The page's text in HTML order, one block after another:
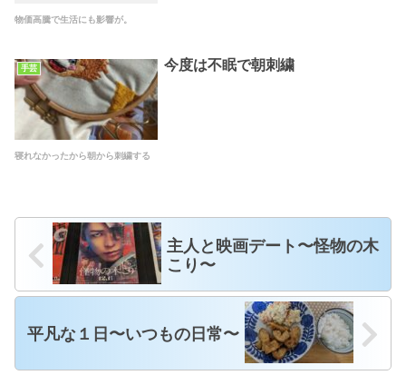
物価高騰で生活にも影響が。
手芸 今度は不眠で朝刺繍
寝れなかったから朝から刺繍する
主人と映画デート〜怪物の木
こり〜
平凡な１日〜いつもの日常〜